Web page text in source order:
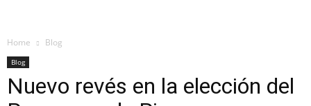
Home Blog
Blog
Nuevo revés en la elección del